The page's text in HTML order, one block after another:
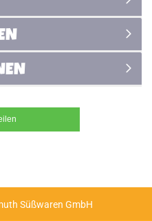
Süßwaren GmbH